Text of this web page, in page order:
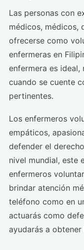
Las personas con
médicos, médicos,
ofrecerse como
enfermeras en
enfermera es ideal,
cuando se cuente
pertinentes.
Los enfermeros
empáticos,
defender el
nivel mundial, este
enfermeros
brindar atención
teléfono como en
actuarás como
ayudarás a